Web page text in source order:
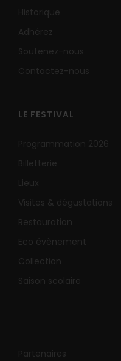
Historique
Adhérez
Soutenez-nous
Contactez-nous
LE FESTIVAL
Programmation 2026
Billetterie
Lieux
Visites & dégustations
Restauration
Eco évènement
Collection
Saison scolaire
Partenaires